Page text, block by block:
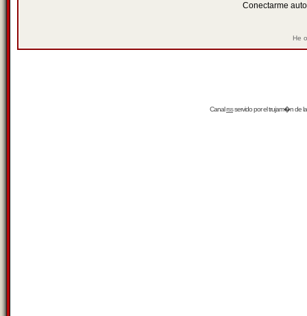
Conectarme
He
Canalrssservido por eltrujam�nde